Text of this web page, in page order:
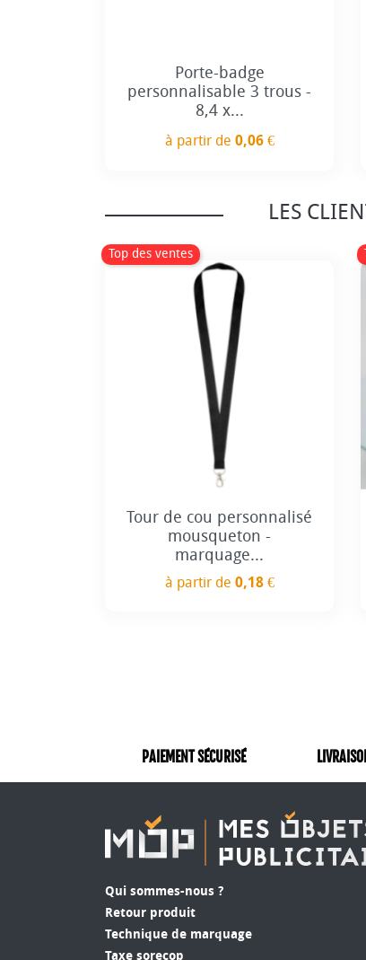
Porte-badge
personnalisable 3 trous -
8,4 x...
à partir de 0,06 €
LES
Top des ventes
Tour de cou personnalisé
mousqueton -
marquage...
à partir de 0,18 €
PAIEMENT SÉCURISÉ
Qui sommes-nous ?
Retour produit
Technique de marquage
Taxe sorecop